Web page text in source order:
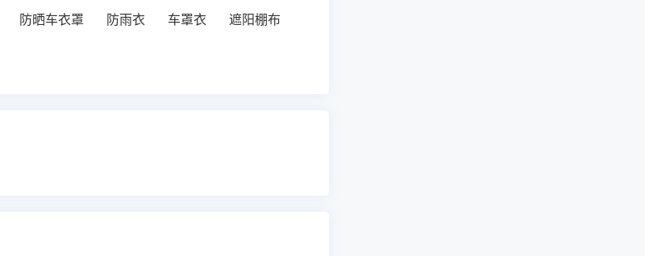
防晒车衣罩 防雨衣 车罩衣 遮阳棚布